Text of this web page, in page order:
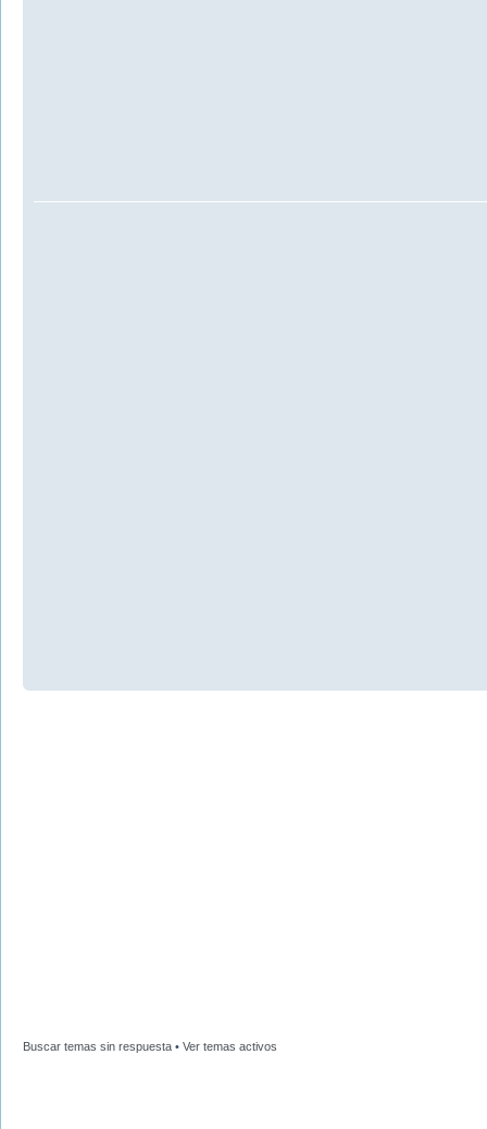
Buscar temas sin respuesta • Ver temas activos